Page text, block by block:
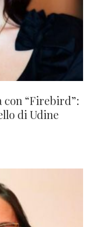
“Firebird”:
di Udine